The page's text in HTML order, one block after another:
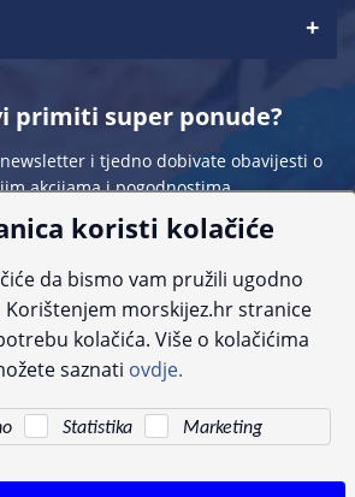
primiti super ponude?
i tjedno dobivate obavijesti o
akcijama i pogodnostima
PDV. Pokušavamo osigurati što preciznije
ograničenja ne možemo garantirati potpunu
+385 23 231 761ili e-maila:info@morskijez.hr
koristi kolačiće
da bismo vam pružili ugodno
Korištenjem morskijez.hr stranice
kolačića. Više o kolačićima
saznati ovdje.
Statistika Marketing